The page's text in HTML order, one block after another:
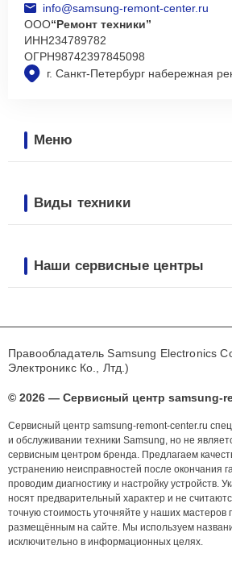
г. Санкт-Петербург набережная
info@samsung-remont-center.ru
ООО“Ремонт техники”
ИНН234789782
ОГРН98742397845098
Меню
Виды техники
Наши сервисные центры
Правообладатель Samsung Electronics
Электроникс Ко., Лтд.)
© 2026 — Сервисный центр samsung-
Сервисный центр samsung-remont-center.ru
и обслуживании техники Samsung, но не
сервисным центром бренда. Предлагаем
устранению неисправностей после окончания
проводим диагностику и настройку устройств.
носят предварительный характер и не
точную стоимость уточняйте у наших
размещённым на сайте. Мы используем
исключительно в информационных целях.